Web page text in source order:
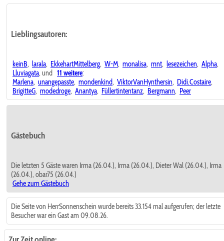
Lieblingsautoren:
keinB, larala, EkkehartMittelberg, W-M, monalisa, mnt, lesezeichen, Alpha,
Lluviagata, und 11 weitere:
Marlena, unangepasste, mondenkind, ViktorVanHynthersin, Didi.Costaire,
BrigitteG, modedroge, Anantya, Füllertintentanz, Bergmann, Peer
Gästebuch
Die letzten 5 Gäste waren Irma (26.04.), Irma (26.04.), Dieter Wal (26.04.), Irma
(26.04.), obar75 (26.04.)
Gehe zum Gästebuch
Die Seite von HerrSonnenschein wurde bereits 33.154 mal aufgerufen; der letzte
Besucher war ein Gast am 09.08.26.